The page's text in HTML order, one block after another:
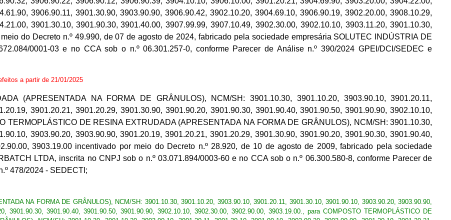
3906.90.11, 3901.30.90, 3903.90.90, 3906.90.42, 3902.10.20, 3904.69.10, 3906.90.19, 3902.20.00, 3908.10.29,
3901.30.10, 3901.90.30, 3901.40.00, 3907.99.99, 3907.10.49, 3902.30.00, 3902.10.10, 3903.11.20, 3901.10.30,
do Decreto n.º 49.990, de 07 de agosto de 2024, fabricado pela sociedade empresária SOLUTEC INDÚSTRIA DE
0001-03 e no CCA sob o n.º 06.301.257-0, conforme Parecer de Análise n.º 390/2024 GPEI/DCI/SEDEC e
a partir de 21/01/2025
(APRESENTADA NA FORMA DE GRÂNULOS), NCM/SH: 3901.10.30, 3901.10.20, 3903.90.10, 3901.20.11,
3901.20.21, 3901.20.29, 3901.30.90, 3901.90.20, 3901.90.30, 3901.90.40, 3901.90.50, 3901.90.90, 3902.10.10,
TERMOPLÁSTICO DE RESINA EXTRUDADA (APRESENTADA NA FORMA DE GRÂNULOS), NCM/SH: 3901.10.30,
3903.90.20, 3903.90.90, 3901.20.19, 3901.20.21, 3901.20.29, 3901.30.90, 3901.90.20, 3901.90.30, 3901.90.40,
3903.19.00 incentivado por meio do Decreto n.º 28.920, de 10 de agosto de 2009, fabricado pela sociedade
LTDA, inscrita no CNPJ sob o n.º 03.071.894/0003-60 e no CCA sob o n.º 06.300.580-8, conforme Parecer de
478/2024 - SEDECTI;
NA FORMA DE GRÂNULOS), NCM/SH: 3901.10.30, 3901.10.20, 3903.90.10, 3901.20.11, 3901.30.10, 3901.90.10, 3903.90.20, 3903.90.90,
3901.90.30, 3901.90.40, 3901.90.50, 3901.90.90, 3902.10.10, 3902.30.00, 3902.90.00, 3903.19.00., para COMPOSTO TERMOPLÁSTICO DE